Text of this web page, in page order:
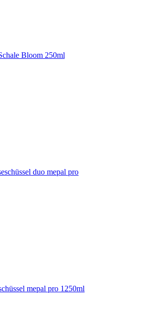
Bloom 250ml
duo mepal pro
mepal pro 1250ml